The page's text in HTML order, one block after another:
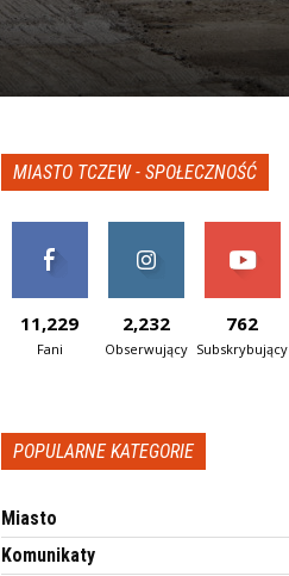
MIASTO TCZEW - SPOŁECZNOŚĆ
11,229
Fani
2,232
Obserwujący
762
Subskrybujący
POPULARNE KATEGORIE
Miasto
Komunikaty